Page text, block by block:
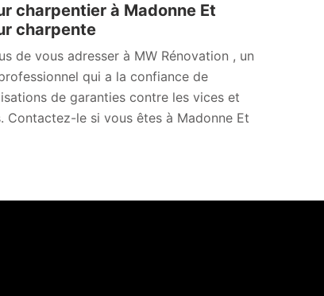
charpentier à Madonne Et
charpente
de vous adresser à MW Rénovation , un
qui a la confiance de
de garanties contre les vices et
Contactez-le si vous êtes à Madonne Et